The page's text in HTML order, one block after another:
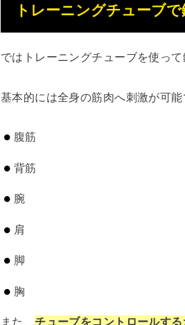
トレーニングチューブ
ではトレーニングチューブを使っ
基本的には全身の筋肉へ刺激が可
腹筋
背筋
腕
肩
脚
胸
また、チューブをコントロールす